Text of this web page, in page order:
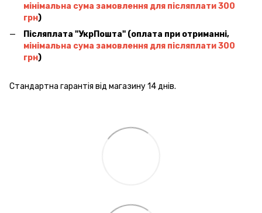
мінімальна сума замовлення для післяплати 300
грн)
Післяплата ''УкрПошта'' (оплата при отриманні,
мінімальна сума замовлення для післяплати 300
грн)
Стандартна гарантія від магазину 14 днів.